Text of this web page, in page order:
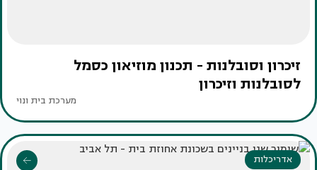
זיכרון וסובלנות - תכנון מוזיאון כסמל
לסובלנות וזיכרון
מערכת בית ונוי
אדריכלות